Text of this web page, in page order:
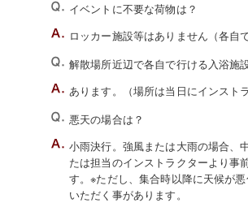
イベントに不要な荷物は？
ロッカー施設等はありません（各自
解散場所近辺で各自で行ける入浴施
あります。（場所は当日にインスト
悪天の場合は？
小雨決行。強風または大雨の場合、
たは担当のインストラクターより事
す。※ただし、集合時以降に天候が
いただく事があります。